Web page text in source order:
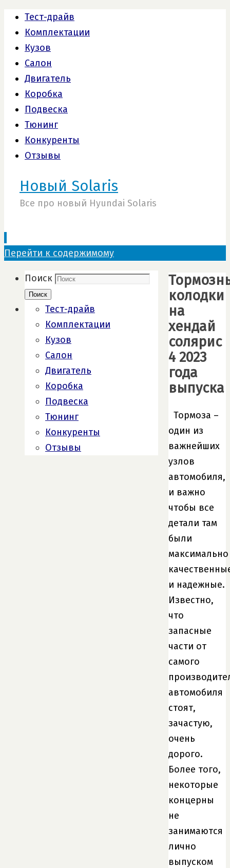
Тест-драйв
Комплектации
Кузов
Салон
Двигатель
Коробка
Подвеска
Тюнинг
Конкуренты
Отзывы
Новый Solaris
Все про новый Hyundai Solaris
Перейти к содержимому
колодки
на
хендай
солярис
4 2023
года
выпуска
Тормоза –
один из
важнейших
узлов
автомобиля,
и важно
чтобы все
детали там
были
максимально
и надежные.
Известно,
что
запасные
части от
самого
автомобиля
стоят,
зачастую,
очень
дорого.
Более того,
некоторые
концерны
не
занимаются
лично
выпуском
Поиск
Поиск
Тест-драйв
Комплектации
Кузов
Салон
Двигатель
Коробка
Подвеска
Тюнинг
Конкуренты
Отзывы